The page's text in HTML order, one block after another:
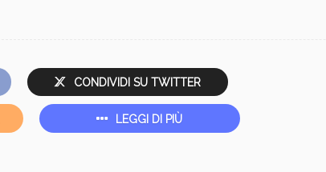
CONDIVIDI SU TWITTER
LEGGI DI PIÙ